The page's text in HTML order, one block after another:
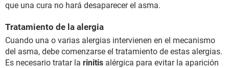
que una cura no hará desaparecer el asma.
Tratamiento de la alergia
Cuando una o varias alergias intervienen en el mecanismo
del asma, debe comenzarse el tratamiento de estas alergias.
Es necesario tratar la rinitis alérgica para evitar la aparición